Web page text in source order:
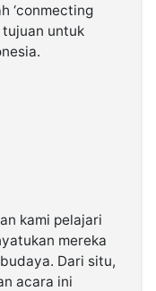
‘conmecting
tujuan untuk
kami pelajari
mereka
Dari situ,
acara ini